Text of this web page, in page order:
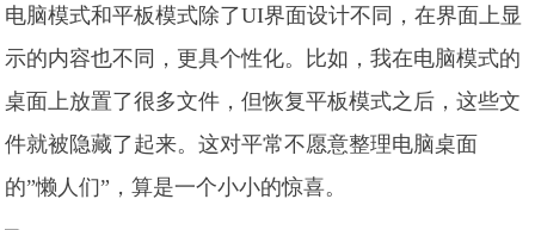
电脑模式和平板模式除了UI界面设计不同，在界面上显
示的内容也不同，更具个性化。比如，我在电脑模式的
桌面上放置了很多文件，但恢复平板模式之后，这些文
件就被隐藏了起来。这对平常不愿意整理电脑桌面
的”懒人们”，算是一个小小的惊喜。